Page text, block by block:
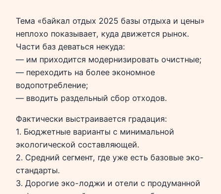
Тема «байкал отдых 2025 базы отдыха и цены»
неплохо показывает, куда движется рынок.
Части баз деваться некуда:
— им приходится модернизировать очистные;
— переходить на более экономное
водопотребление;
— вводить раздельный сбор отходов.
Фактически выстраивается градация:
1. Бюджетные варианты с минимальной
экологической составляющей.
2. Средний сегмент, где уже есть базовые эко-
стандарты.
3. Дорогие эко-лоджи и отели с продуманной